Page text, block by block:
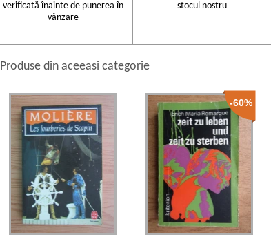
verificată înainte de punerea în
vânzare
stocul nostru
Produse din aceeasi categorie
-60%